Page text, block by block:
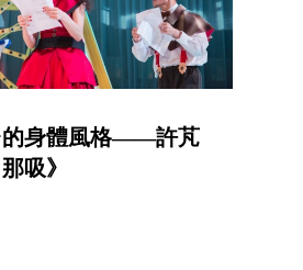
的身體風格——許芃
吸》